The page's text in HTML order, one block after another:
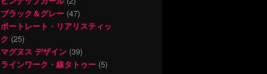
ブラック＆グレー (47)
ポートレート・リアリスティッ
ク (25)
マグヌス デザイン (39)
ラインワーク・線タトゥー (5)